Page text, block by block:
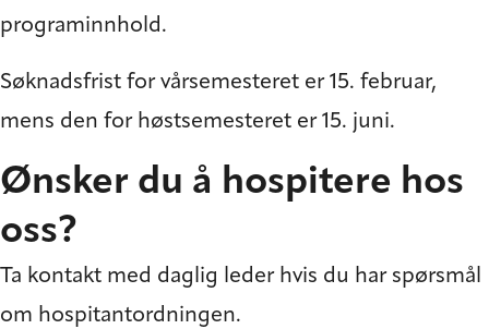
programinnhold.
Søknadsfrist for vårsemesteret er 15. februar,
mens den for høstsemesteret er 15. juni.
Ønsker du å hospitere hos
oss?
Ta kontakt med daglig leder hvis du har spørsmål
om hospitantordningen.